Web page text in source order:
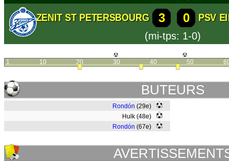
ZENIT ST PETERSBOURG 3 0
PSV
(mi-tps: 1-0)
1 10 20 30 40 50
BUTEURS
Rondón (29e)
Hulk (48e)
Rondón (67e)